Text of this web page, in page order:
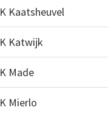
Kaatsheuvel
Katwijk
Made
Mierlo